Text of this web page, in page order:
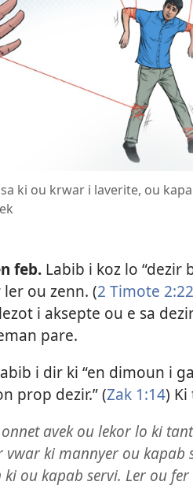
ki ou krwar i laverite, ou
feb. Labib i koz lo “dezir
ou zenn. (2 Timote 2:22
i aksepte ou e sa
pare.
i dir ki “en dimoun i
prop dezir.” (Zak 1:14)
onnet avek ou lekor lo ki
vwar ki mannyer ou
ou kapab servi. Ler ou